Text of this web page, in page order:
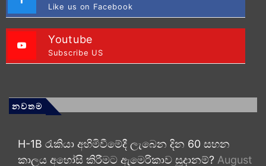
Like us on Facebook
Youtube
Subscribe US
නවතම
H-1B රැකියා අහිමිවීමේදී ලැබෙන දින 60 සහන
කාලය අහෝසි කිරීමට ඇමෙරිකාව සූදානම්? August